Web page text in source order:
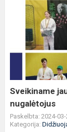
Sveikiname
jaunučių
dziudo
čempionato
nugalėtojus
Sveikiname
nugalėtojus
Paskelbta: 2024-
Kategorija: